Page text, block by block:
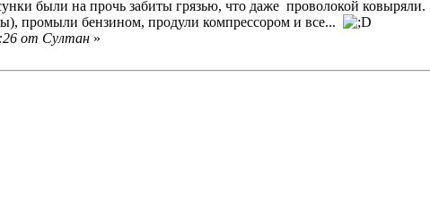
были на прочь забиты грязью, что даже проволокой
промыли бензином, продули компрессором и все...
от Султан »